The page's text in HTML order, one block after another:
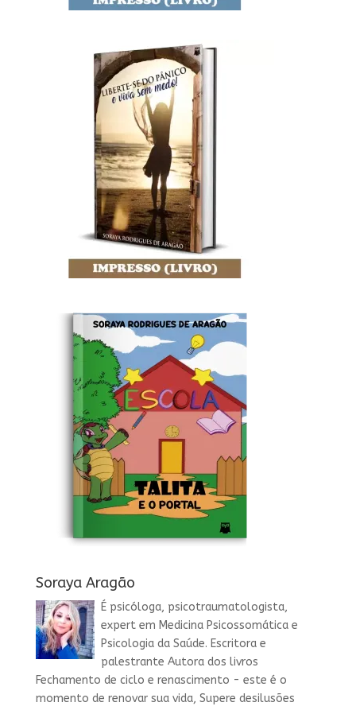
Soraya Aragão
É psicóloga, psicotraumatologista,
expert em Medicina Psicossomática e
Psicologia da Saúde. Escritora e
palestrante Autora dos livros
Fechamento de ciclo e renascimento - este é o
momento de renovar sua vida, Supere desilusões